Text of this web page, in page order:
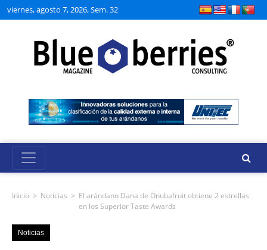
viernes, agosto 7, 2026, Sem. 32
Inicio > Noticias > El arándano Dana de Onubafruit obtiene 2 estrellas
en los Superior Taste Awards
Noticias